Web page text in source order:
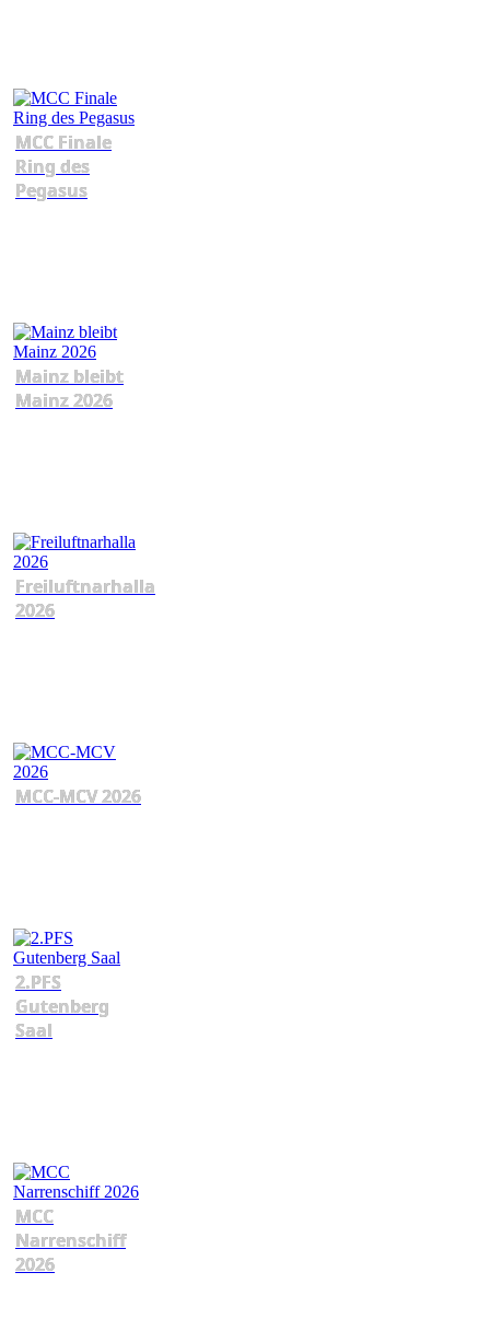
MCC Finale
Ring des
Pegasus
Mainz bleibt
Mainz 2026
Freiluftnarhalla
2026
MCC-MCV 2026
2.PFS
Gutenberg
Saal
MCC
Narrenschiff
2026